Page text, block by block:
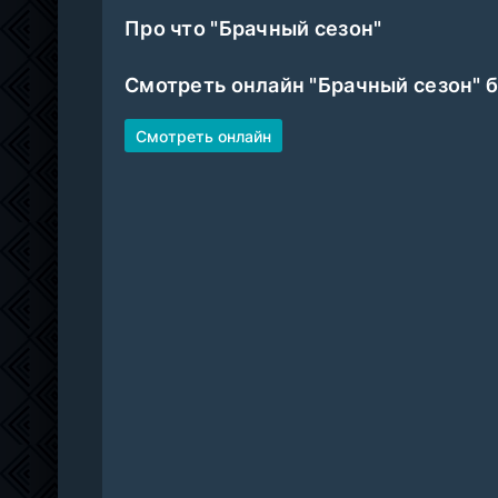
Про что "Брачный сезон"
Смотреть онлайн "Брачный сезон"
Смотреть онлайн